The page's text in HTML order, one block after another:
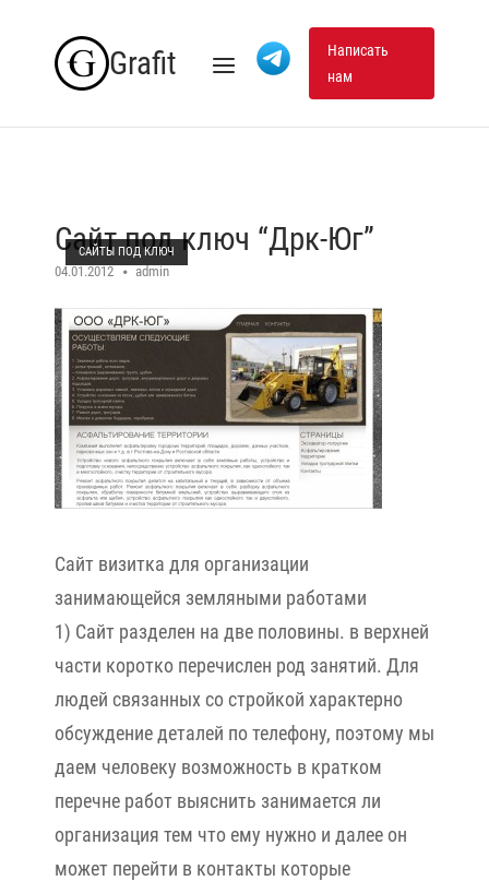
Grafit Menu
Написать
нам
САЙТЫ ПОД КЛЮЧ
Сайт под ключ “Дрк-Юг”
04.01.2012 admin
Сайт визитка для организации
занимающейся земляными работами
1) Сайт разделен на две половины. в верхней
части коротко перечислен род занятий. Для
людей связанных со стройкой характерно
обсуждение деталей по телефону, поэтому мы
даем человеку возможность в кратком
перечне работ выяснить занимается ли
организация тем что ему нужно и далее он
может перейти в контакты которые